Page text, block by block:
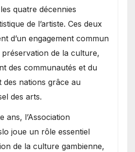
quatre décennies
de l’artiste. Ces deux
d’un engagement commun
de la culture,
des communautés et du
nations grâce au
des arts.
ans, l’Association
joue un rôle essentiel
de la culture gambienne,